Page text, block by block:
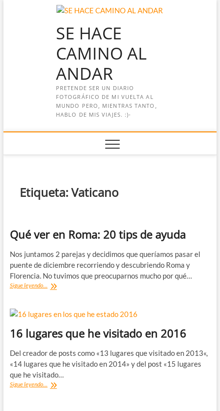
SE HACE
CAMINO AL
ANDAR
PRETENDE SER UN DIARIO
FOTOGRÁFICO DE MI VUELTA AL
MUNDO PERO, MIENTRAS TANTO,
HABLO DE MIS VIAJES. :)-
Etiqueta:Vaticano
Qué ver en Roma: 20 tips de ayuda
Nos juntamos 2 parejas y decidimos que queríamos pasar el
puente de diciembre recorriendo y descubriendo Roma y
Florencia. No tuvimos que preocuparnos mucho por qué…
Sigue leyendo... Qué
Roma:
de
16 lugares que he visitado en 2016
Del creador de posts como «13 lugares que visitado en 2013«,
«14 lugares que he visitado en 2014» y del post «15 lugares
que he visitado…
Sigue leyendo... 16